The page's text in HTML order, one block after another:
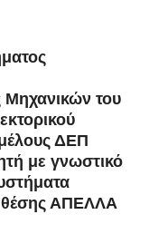
του
ΔΕΠ
με γνωστικό
θέσης ΑΠΕΛΛΑ